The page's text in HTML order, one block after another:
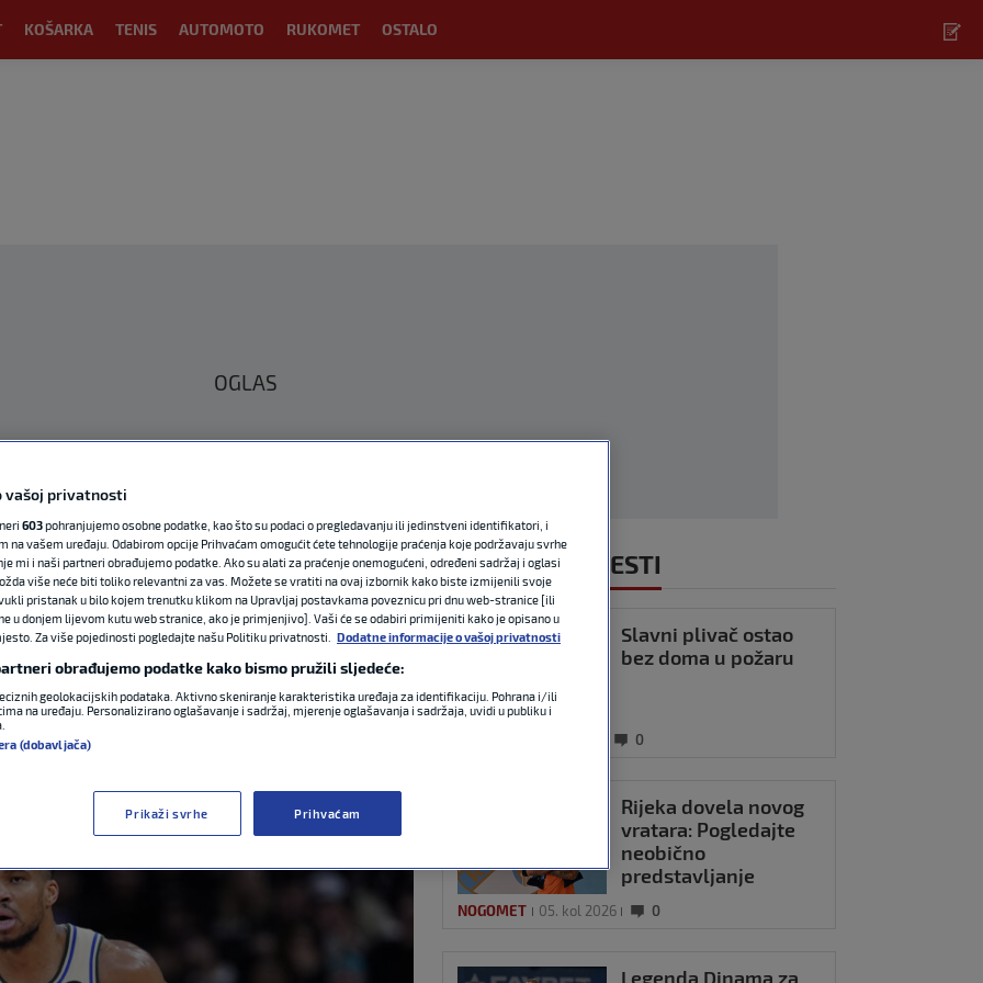
KOŠARKA TENIS AUTOMOTO RUKOMET OSTALO
OGLAS
je
Heata
0 komentara
NAJNOVIJE VIJESTI
Slavni plivač ostao
bez doma u požaru
0
Rijeka dovela novog
vratara: Pogledajte
neobično
predstavljanje
NOGOMET 05. kol 2026 0
Legenda Dinama za
vašoj privatnosti
603pohranjujemo osobne podatke, kao što su podaci o pregledavanju ili jedinstveni identifikatori, i
na vašem uređaju. Odabirom opcije Prihvaćam omogućit ćete tehnologije praćenja koje podržavaju svrhe
mi i naši partneri obrađujemo podatke. Ako su alati za praćenje onemogućeni, određeni sadržaj i oglasi
više neće biti toliko relevantni za vas. Možete se vratiti na ovaj izbornik kako biste izmijenili svoje
pristanak u bilo kojem trenutku klikom na Upravljaj postavkama poveznicu pri dnu web-stranice [ili
u donjem lijevom kutu web stranice, ako je primjenjivo]. Vaši će se odabiri primijeniti kako je opisano u
Za više pojedinosti pogledajte našu Politiku privatnosti.
Dodatne informacije o vašoj privatnosti
obrađujemo podatke kako bismo pružili sljedeće:
geolokacijskih podataka. Aktivno skeniranje karakteristika uređaja za identifikaciju. Pohrana i/ili
na uređaju. Personalizirano oglašavanje i sadržaj, mjerenje oglašavanja i sadržaja, uvidi u publiku i
(dobavljača)
Prikaži svrhe Prihvaćam